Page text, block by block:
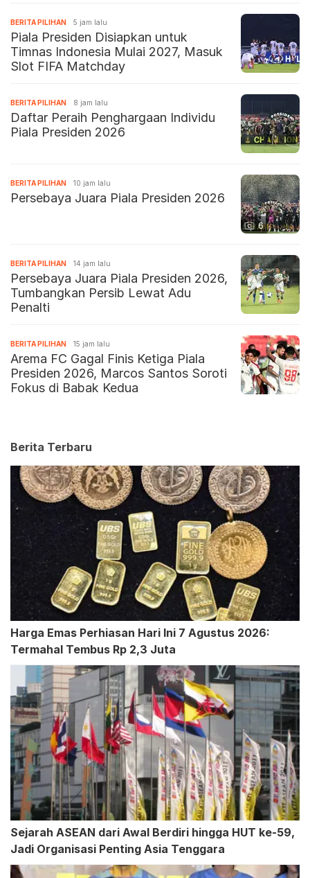
BERITA PILIHAN 5 jam lalu
Piala Presiden Disiapkan untuk
Timnas Indonesia Mulai 2027, Masuk
Slot FIFA Matchday
BERITA PILIHAN 8 jam lalu
Daftar Peraih Penghargaan Individu
Piala Presiden 2026
6
BERITA PILIHAN 10 jam lalu
Persebaya Juara Piala Presiden 2026
BERITA PILIHAN 14 jam lalu
Persebaya Juara Piala Presiden 2026,
Tumbangkan Persib Lewat Adu
Penalti
BERITA PILIHAN 15 jam lalu
Arema FC Gagal Finis Ketiga Piala
Presiden 2026, Marcos Santos Soroti
Fokus di Babak Kedua
Berita Terbaru
Harga Emas Perhiasan Hari Ini 7 Agustus 2026:
Termahal Tembus Rp 2,3 Juta
Sejarah ASEAN dari Awal Berdiri hingga HUT ke-59,
Jadi Organisasi Penting Asia Tenggara